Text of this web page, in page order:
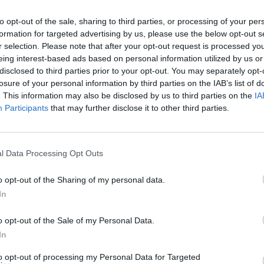
opt-out of the sale, sharing to third parties, or processing of your
for targeted advertising by us, please use the below opt-out
selection. Please note that after your opt-out request is processed
interest-based ads based on personal information utilized by us
to third parties prior to your opt-out. You may separately
of your personal information by third parties on the IAB’s list of
This information may also be disclosed by us to third parties on the
Participants that may further disclose it to other third parties.
Data Processing Opt Outs
opt-out of the Sharing of my personal data.
opt-out of the Sale of my Personal Data.
opt-out of processing my Personal Data for Targeted
siguen marcando pauta
proyectos de interiorismo se inclinan por
por su personalidad única. Una de las